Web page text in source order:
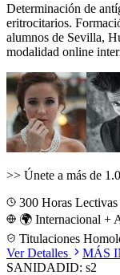
Determinación de
eritrocitarios.
alumnos de Sevilla,
modalidad online
>> Únete a más de
300 Horas Lectivas
🌍 Internacional +
Titulaciones
Ver Detalles
MÁS
SANIDADID: s2